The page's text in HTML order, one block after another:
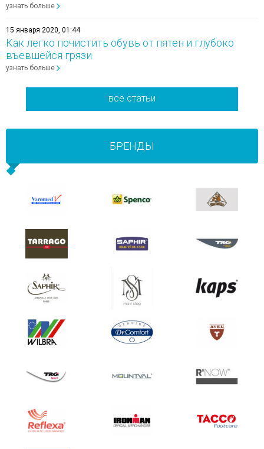
узнать больше
15 января 2020, 01:44
Как легко почистить обувь от пятен и глубоко
въевшейся грязи
узнать больше
все статьи
БРЕНДЫ